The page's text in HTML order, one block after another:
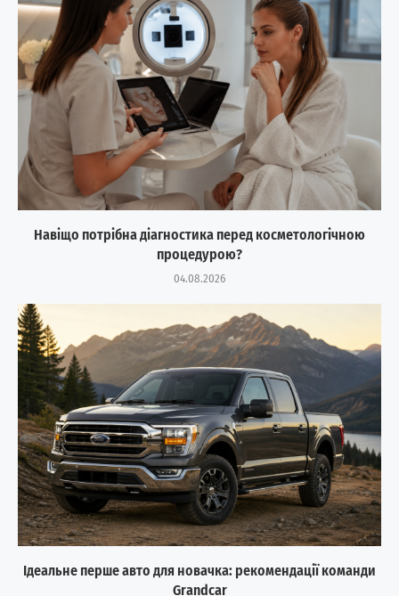
Навіщо потрібна діагностика перед косметологічною
процедурою?
04.08.2026
Ідеальне перше авто для новачка: рекомендації команди
Grandcar